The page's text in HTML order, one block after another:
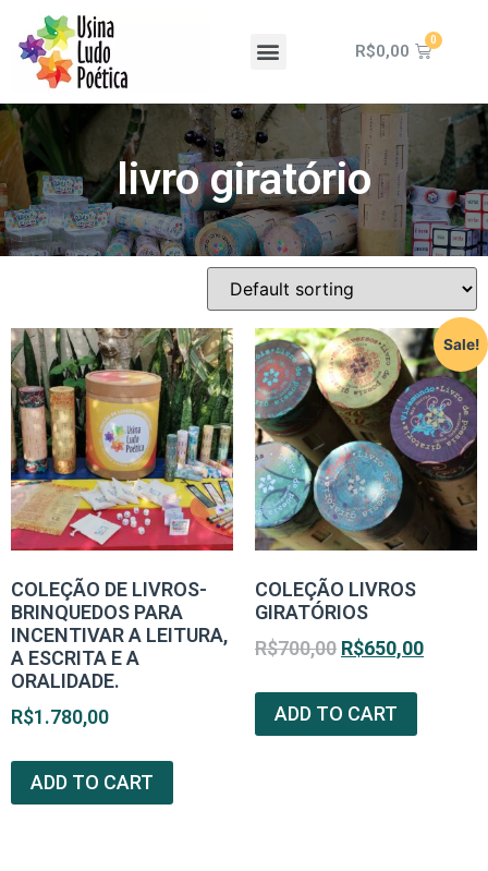
R$0,00
livro giratório
COLEÇÃO DE LIVROS-
BRINQUEDOS PARA
INCENTIVAR A LEITURA,
A ESCRITA E A
ORALIDADE.
R$1.780,00
ADD TO CART
Sale!
COLEÇÃO LIVROS
GIRATÓRIOS
R$700,00 R$650,00
ADD TO CART